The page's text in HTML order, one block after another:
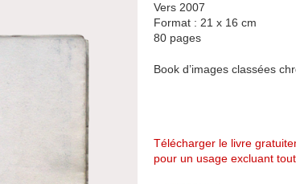
Vers 2007
Format : 21 x 16 cm
80 pages
Book d’images classées
Télécharger le livre
pour un usage excluant